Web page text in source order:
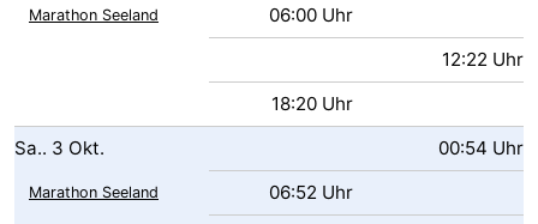
Marathon Seeland
06:00 Uhr
12:22 Uhr
18:20 Uhr
Sa.. 3 Okt. 00:54 Uhr
Marathon Seeland
06:52 Uhr